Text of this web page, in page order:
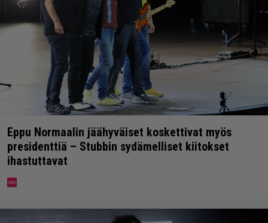
Eppu Normaalin jäähyväiset koskettivat myös
presidenttiä – Stubbin sydämelliset kiitokset
ihastuttavat